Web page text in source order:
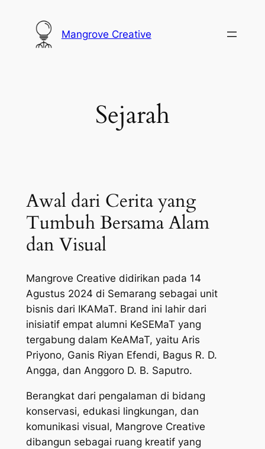
konten
Mangrove Creative
Sejarah
Awal dari Cerita yang
Tumbuh Bersama Alam
dan Visual
Mangrove Creative didirikan pada 14
Agustus 2024 di Semarang sebagai unit
bisnis dari IKAMaT. Brand ini lahir dari
inisiatif empat alumni KeSEMaT yang
tergabung dalam KeAMaT, yaitu Aris
Priyono, Ganis Riyan Efendi, Bagus R. D.
Angga, dan Anggoro D. B. Saputro.
Berangkat dari pengalaman di bidang
konservasi, edukasi lingkungan, dan
komunikasi visual, Mangrove Creative
dibangun sebagai ruang kreatif yang